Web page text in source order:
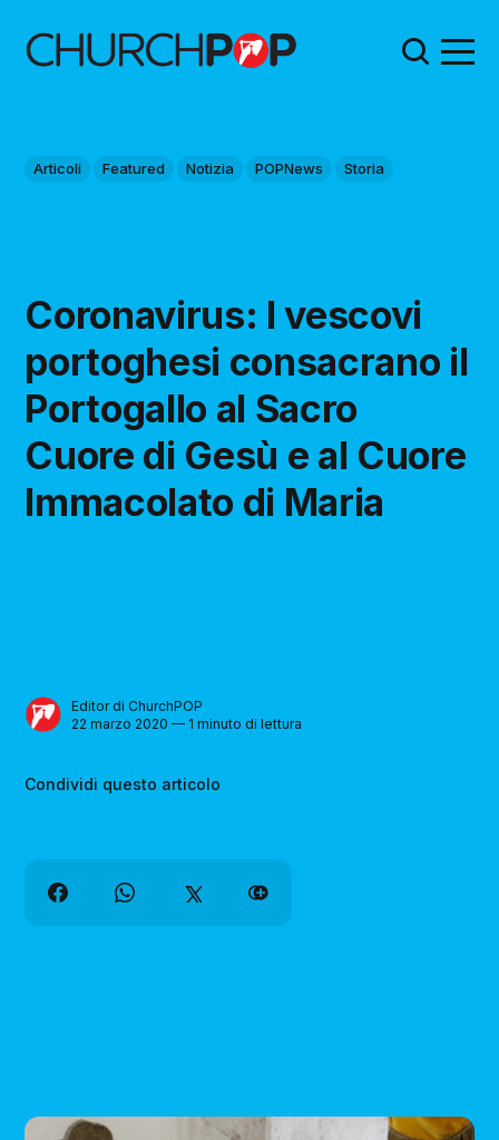
Articoli Featured Notizia POPNews Storia
Coronavirus: I vescovi
portoghesi consacrano il
Portogallo al Sacro
Cuore di Gesù e al Cuore
Immacolato di Maria
Editor di ChurchPOP
22 marzo 2020 — 1 minuto di lettura
Condividi questo articolo